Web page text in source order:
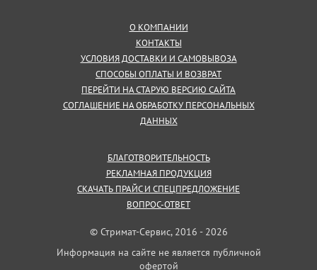
О КОМПАНИИ
КОНТАКТЫ
УСЛОВИЯ ДОСТАВКИ И САМОВЫВОЗА
СПОСОБЫ ОПЛАТЫ И ВОЗВРАТ
ПЕРЕЙТИ НА СТАРУЮ ВЕРСИЮ САЙТА
СОГЛАШЕНИЕ НА ОБРАБОТКУ ПЕРСОНАЛЬНЫХ
ДАННЫХ
БЛАГОТВОРИТЕЛЬНОСТЬ
РЕКЛАМНАЯ ПРОДУКЦИЯ
СКАЧАТЬ ПРАЙС И СПЕЦПРЕДЛОЖЕНИЕ
ВОПРОС-ОТВЕТ
© Стримат-Сервис, 2016 - 2026
Информация на сайте не является публичной
офертой